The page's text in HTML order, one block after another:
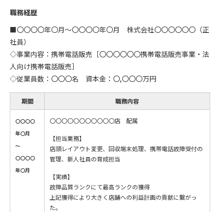
職務経歴
■〇〇〇〇年〇月～〇〇〇〇年〇月 株式会社〇〇〇〇〇〇（正
社員）
◇事業内容：携帯電話販売［〇〇〇〇〇〇携帯電話販売事業・法
人向け携帯電話販売］
◇従業員数：〇〇〇名 資本金：〇,〇〇〇万円
期間 職務内容
〇〇〇〇
年〇月
～
〇〇〇〇
年〇月
〇〇〇〇〇〇〇〇〇〇〇店 配属
【担当業務】
店頭レイアウト変更、回収端末処理、携帯電話故障受付の
管理、新人社員の育成担当
【実績】
故障品質ランクにて最高ランクの獲得
上記獲得により大きく店舗への利益計画の貢献に繋がっ
た。